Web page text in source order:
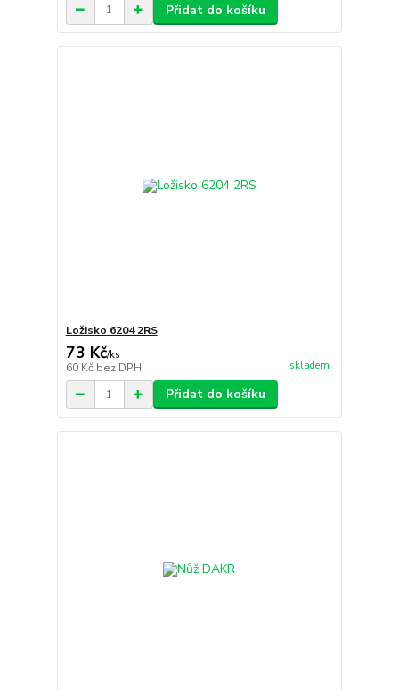
Přidat do košíku
Ložisko 6204 2RS
73 Kč/ks
60 Kč bez DPH skladem
Přidat do košíku